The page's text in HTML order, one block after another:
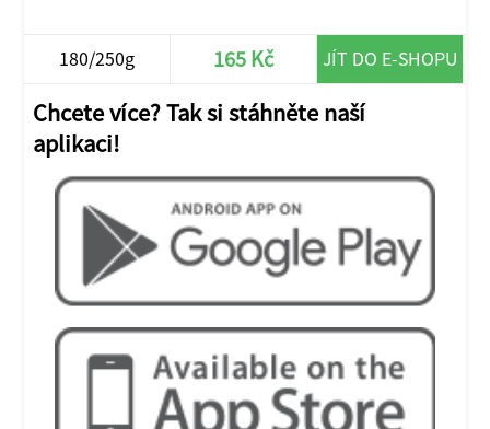
180/250g 165 Kč JÍT DO E-SHOPU
Chcete více? Tak si stáhněte naší
aplikaci!